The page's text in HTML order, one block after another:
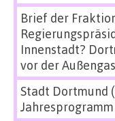
Brief der
Innenstadt?
vor der
Stadt Dortmund